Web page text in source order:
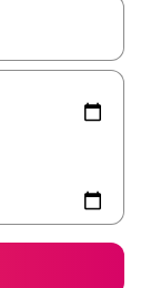
explore-os